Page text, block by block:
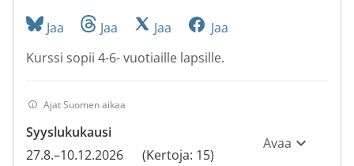
Jaa Jaa Jaa
Jaa
Kurssi sopii 4-6- vuotiaille lapsille.
Ajat Suomen aikaa
Syyslukukausi
27.8.–10.12.2026
(Kertoja: 15)
Avaa